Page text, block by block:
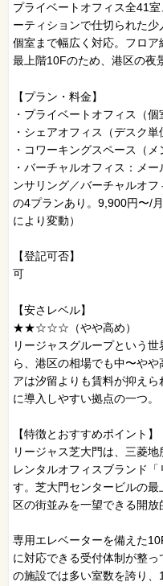
プライベートオフィス全41
ーティションで仕切られた
個室まで幅広く対応。フロ
最上階10Fのため、港区の夜
【プラン・料金】
・プライベートオフィス（
・シェアオフィス（デスク
・コワーキングスペース（
・バーチャルオフィス：メ
ンサリング／バーチャルオ
の4プランあり。9,900円〜/
により変動）
【登記可否】
可
【安さレベル】
★★☆☆☆（やや高め）
リージャスグループという
ら、港区の相場でも中〜や
アは汐留よりも賃料が抑え
に導入しやすい拠点の一つ。
【特徴とおすすめポイント】
リージャス芝大門は、三菱
レンタルオフィスブランド
す。芝大門センタービルの
区の街並みを一望できる開放
専用エレベーターを備えた
に対応できる受付体制が整
の施設では多い室数を誇り